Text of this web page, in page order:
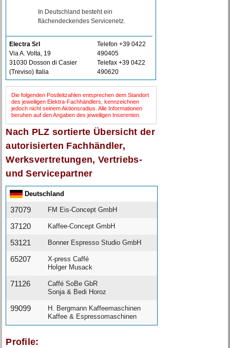
In Deutschland besteht ein
flächendeckendes Servicenetz.
Electra Srl
Via A. Volta, 19
31030 Dosson di Casier
(Treviso) Italia
Telefon +39 0422
490405
Telefax +39 0422
490620
Die folgenden Postleitzahlen entsprechen dem Standort
des jeweiligen Elektra-Fachhändlers, kennzeichnen
jedoch nicht seinem Aktionsradius. Alle Informationen
beruhen auf den Angaben des jeweiligen Inserenten.
Nach PLZ sortierte Übersicht der
autorisierten Fachhändler,
Werksvertretungen, Vertriebs-
und Servicepartner
Deutschland
37079 FM Eis-Concept GmbH
37120 Kaffee-Concept GmbH
53121 Bonner Espresso Studio GmbH
65207
X-press Caffé
Holger Musack
71126
Caffé SoBe GbR
Sonja & Bedi Horoz
99099
H. Bergmann Kaffeemaschinen
Kaffee & Espressomaschinen
Profile: